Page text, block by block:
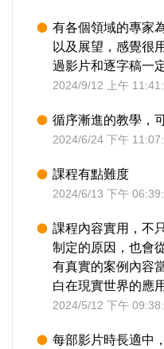
有各個領域的專家
以及展望，感覺很
過影片和逐字稿一
2024/9/12 上午
循序漸進的教學，
2024/6/24 下午
課程有點難度
2024/6/13 下午
課程內容實用，不
制定的原因，也會
有真實的案例內容
白在現實世界的應用
2024/5/12 下午
每部影片時長適中